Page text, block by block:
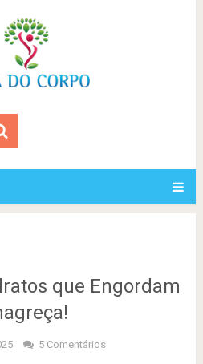
que Engordam
5 Comentários